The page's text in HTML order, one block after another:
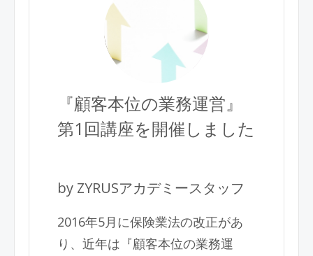
『顧客本位の業務運営』
第1回講座を開催しました
by ZYRUSアカデミースタッフ
2016年5月に保険業法の改正があ
り、近年は『顧客本位の業務運